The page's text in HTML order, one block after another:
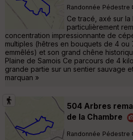
Randonnée Pédestre
Ce tracé, axé sur la
particulièrement
concentration impressionnante de
multiples (hêtres en bouquets de 4 ou
emmêlés) et son grand chêne
Plaine de Samois Ce parcours de 4
grande partie sur un sentier sauvage
marquan »
504 Arbres
de la Chambre
Randonnée Pédestre